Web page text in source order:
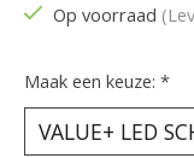
Op voorraad
Maak een keuze: *